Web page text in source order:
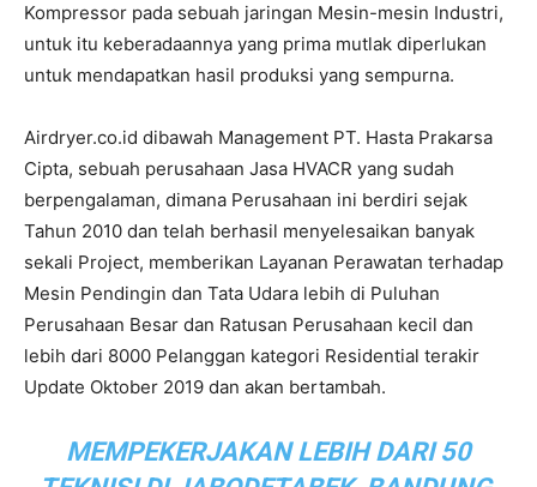
Kompressor pada sebuah jaringan Mesin-mesin Industri,
untuk itu keberadaannya yang prima mutlak diperlukan
untuk mendapatkan hasil produksi yang sempurna.
Airdryer.co.id dibawah Management PT. Hasta Prakarsa
Cipta, sebuah perusahaan Jasa HVACR yang sudah
berpengalaman, dimana Perusahaan ini berdiri sejak
Tahun 2010 dan telah berhasil menyelesaikan banyak
sekali Project, memberikan Layanan Perawatan terhadap
Mesin Pendingin dan Tata Udara lebih di Puluhan
Perusahaan Besar dan Ratusan Perusahaan kecil dan
lebih dari 8000 Pelanggan kategori Residential terakir
Update Oktober 2019 dan akan bertambah.
MEMPEKERJAKAN LEBIH DARI 50